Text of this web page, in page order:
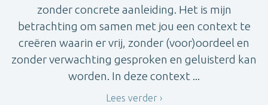
zonder concrete aanleiding. Het is mijn
betrachting om samen met jou een context te
creëren waarin er vrij, zonder (voor)oordeel en
zonder verwachting gesproken en geluisterd kan
worden. In deze context ...
Lees verder